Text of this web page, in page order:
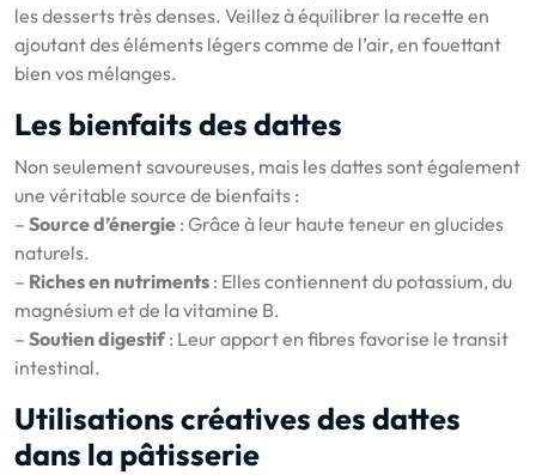
les desserts très denses. Veillez à équilibrer la recette en
ajoutant des éléments légers comme de l’air, en fouettant
bien vos mélanges.
Les bienfaits des dattes
Non seulement savoureuses, mais les dattes sont également
une véritable source de bienfaits :
– Source d’énergie : Grâce à leur haute teneur en glucides
naturels.
– Riches en nutriments : Elles contiennent du potassium, du
magnésium et de la vitamine B.
– Soutien digestif: Leur apport en fibres favorise le transit
intestinal.
Utilisations créatives des dattes
dans la pâtisserie